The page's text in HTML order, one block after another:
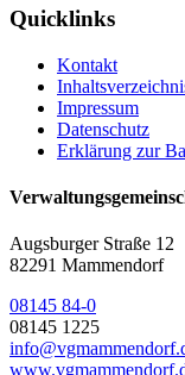
Quicklinks
Kontakt
Impressum
Datenschutz
Erklärung zur
Augsburger Straße 12
82291 Mammendorf
08145 84-0
08145 1225